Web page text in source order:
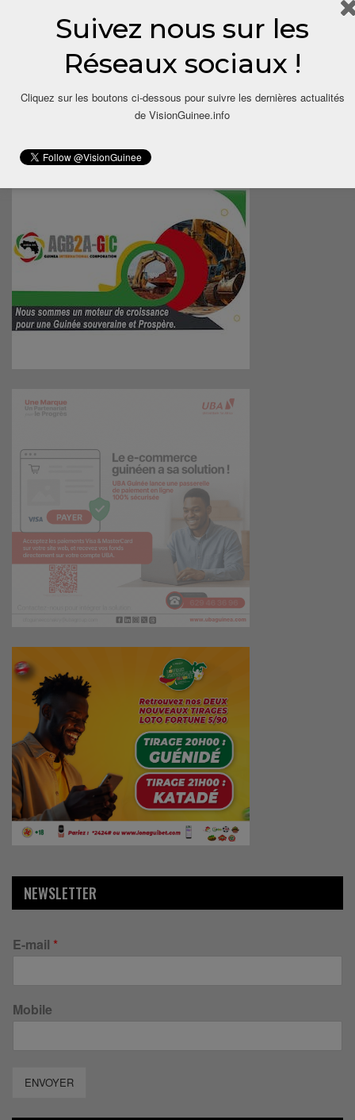
NEWSLETTER
E-mail *
Mobile
ENVOYER
Suivez nous sur les
Réseaux sociaux !
Cliquez sur les boutons ci-dessous pour suivre les dernières actualités
de VisionGuinee.info